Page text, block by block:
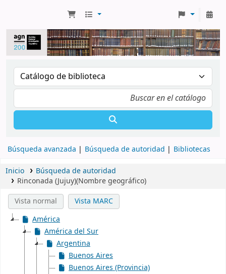
Búsqueda avanzada Búsqueda de autoridad Bibliotecas
Inicio
Búsqueda de autoridad
Rinconada (Jujuy)(Nombre geográfico)
Vista normal
Vista MARC
América
América del Sur
Argentina
Buenos Aires
Buenos Aires (Provincia)